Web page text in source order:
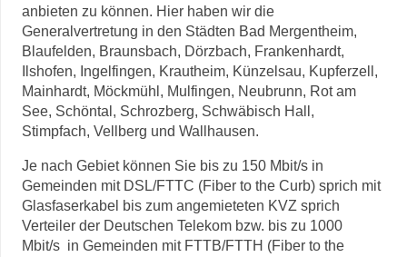
anbieten zu können. Hier haben wir die
Generalvertretung in den Städten Bad Mergentheim,
Blaufelden, Braunsbach, Dörzbach, Frankenhardt,
Ilshofen, Ingelfingen, Krautheim, Künzelsau, Kupferzell,
Mainhardt, Möckmühl, Mulfingen, Neubrunn, Rot am
See, Schöntal, Schrozberg, Schwäbisch Hall,
Stimpfach, Vellberg und Wallhausen.
Je nach Gebiet können Sie bis zu 150 Mbit/s in
Gemeinden mit DSL/FTTC (Fiber to the Curb) sprich mit
Glasfaserkabel bis zum angemieteten KVZ sprich
Verteiler der Deutschen Telekom bzw. bis zu 1000
Mbit/s in Gemeinden mit FTTB/FTTH (Fiber to the